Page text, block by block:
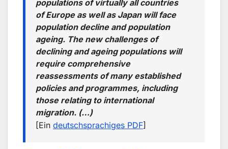
populations of virtually all countries
of Europe as well as Japan will face
population decline and population
ageing. The new challenges of
declining and ageing populations will
require comprehensive
reassessments of many established
policies and programmes, including
those relating to international
migration. (…)
[Ein deutschsprachiges PDF]